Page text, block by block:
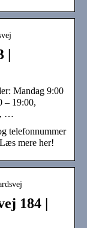
|
Mandag 9:00
– 19:00,
…
telefonnummer
mere her!
184 |